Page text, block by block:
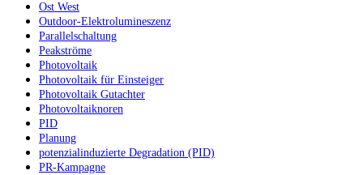
Ost West
Outdoor-Elektrolumineszenz
Parallelschaltung
Peakströme
Photovoltaik
Photovoltaik für Einsteiger
Photovoltaik Gutachter
Photovoltaiknoren
PID
Planung
potenzialinduzierte Degradation (PID)
PR-Kampagne